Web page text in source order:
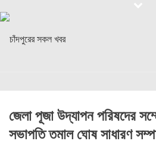
জেলা পূজা উদ্যাপন পরিষদের
সভাপতি তমাল ঘোষ সাধারণ